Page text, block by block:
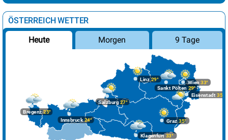
ÖSTERREICH WETTER
Heute Morgen 9 Tage
Bregenz25°
Graz35°
Innsbruck24°
Klagenfurt 33°
Linz29°
Salzburg27°
Wien 33°
Eisenstadt 35°
Sankt Pölten 29°